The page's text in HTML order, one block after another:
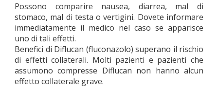
Possono comparire nausea, diarrea, mal di
stomaco, mal di testa o vertigini. Dovete informare
immediatamente il medico nel caso se apparisce
uno di tali effetti.
Benefici di Diflucan (fluconazolo) superano il rischio
di effetti collaterali. Molti pazienti e pazienti che
assumono compresse Diflucan non hanno alcun
effetto collaterale grave.